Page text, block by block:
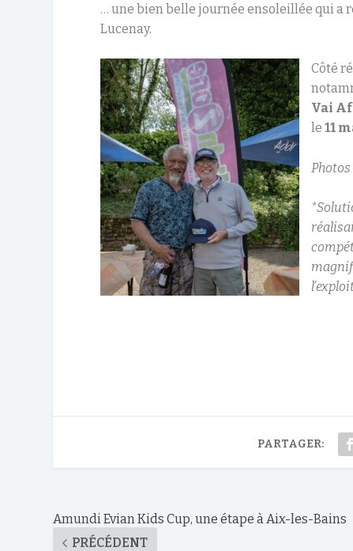
… une bien belle journée ensoleillée qui a
Lucenay.
Côté
Vai
le 11
PARTAGER:
Amundi Evian Kids Cup, une étape à Aix-les-Bains
PRÉCÉDENT